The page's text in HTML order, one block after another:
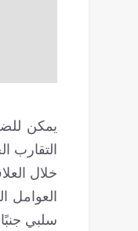
خلال
سلبي